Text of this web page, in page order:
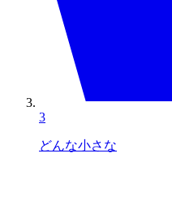
3
どんな小さな